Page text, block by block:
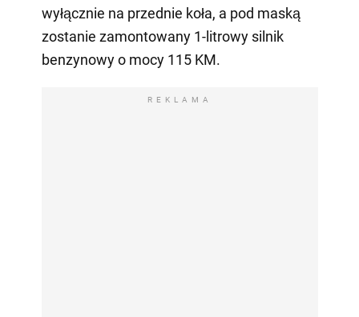
wyłącznie na przednie koła, a pod maską
zostanie zamontowany 1-litrowy silnik
benzynowy o mocy 115 KM.
REKLAMA